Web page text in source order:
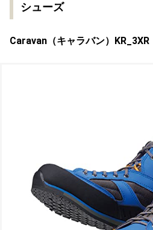
シューズ
Caravan（キャラバン）KR_3XR